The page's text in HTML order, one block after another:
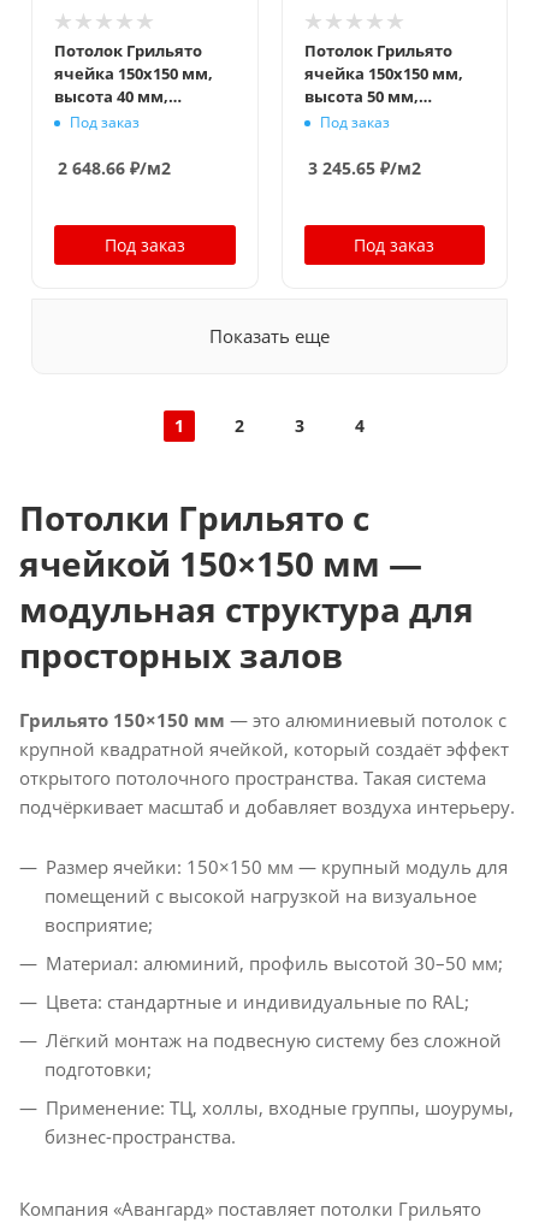
Потолок Грильято
ячейка 150x150 мм,
высота 40 мм,
ширина 10 мм, супер-
Под заказ
2 648.66 ₽/м2
Под заказ
Потолок Грильято
ячейка 150x150 мм,
высота 50 мм,
ширина 10 мм, супер-
Под заказ
3 245.65₽/м2
Под заказ
Показать еще
1 2 3 4
Потолки Грильято с
ячейкой 150×150 мм —
модульная структура для
просторных залов
Грильято 150×150 мм — это алюминиевый потолок с
крупной квадратной ячейкой, который создаёт эффект
открытого потолочного пространства. Такая система
подчёркивает масштаб и добавляет воздуха интерьеру.
Размер ячейки: 150×150 мм — крупный модуль для
помещений с высокой нагрузкой на визуальное
восприятие;
Материал: алюминий, профиль высотой 30–50 мм;
Цвета: стандартные и индивидуальные по RAL;
Лёгкий монтаж на подвесную систему без сложной
подготовки;
Применение: ТЦ, холлы, входные группы, шоурумы,
бизнес-пространства.
Компания «Авангард» поставляет потолки Грильято